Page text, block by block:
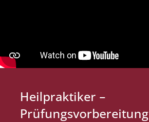
Heilpraktiker –
Prüfungsvorbereitung